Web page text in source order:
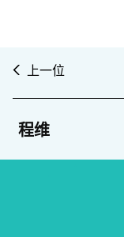
上一位
程维